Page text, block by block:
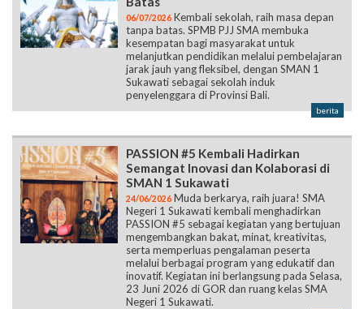
06/07/2026 Kembali sekolah, raih masa depan
tanpa batas. SPMB PJJ SMA membuka
kesempatan bagi masyarakat untuk
melanjutkan pendidikan melalui pembelajaran
jarak jauh yang fleksibel, dengan SMAN 1
Sukawati sebagai sekolah induk
penyelenggara di Provinsi Bali.
berita
PASSION #5 Kembali Hadirkan
Semangat Inovasi dan Kolaborasi di
SMAN 1 Sukawati
24/06/2026 Muda berkarya, raih juara! SMA
Negeri 1 Sukawati kembali menghadirkan
PASSION #5 sebagai kegiatan yang bertujuan
mengembangkan bakat, minat, kreativitas,
serta memperluas pengalaman peserta
melalui berbagai program yang edukatif dan
inovatif. Kegiatan ini berlangsung pada Selasa,
23 Juni 2026 di GOR dan ruang kelas SMA
Negeri 1 Sukawati.